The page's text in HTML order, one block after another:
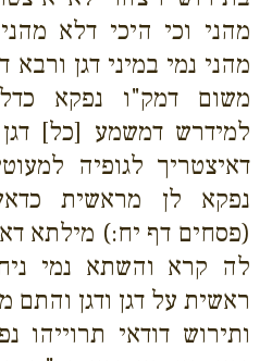
מהני וכי היכי דלא
מהני נמי במיני דגן
משום דמק"ו נפקא
למידרש דמשמע [כל]
דאיצטריך לגופיה
נפקא לן מראשית
(פסחים דף יח:) מילתא
לה קרא והשתא נמי
ראשית על דגן ודגן והתם
ותירוש דודאי תרוייהו